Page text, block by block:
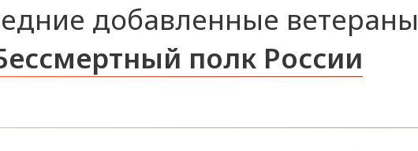
добавленные ветераны
полк России